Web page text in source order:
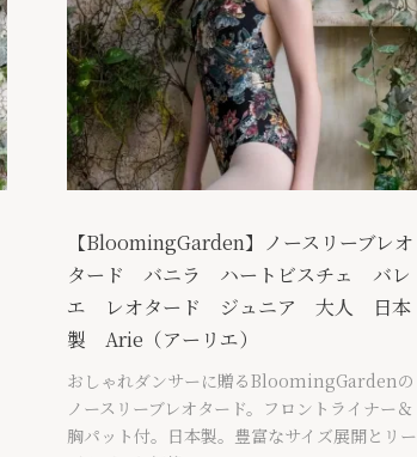
【BloomingGarden】ノースリーブレオ
タード バニラ ハートビスチェ バレ
エ レオタード ジュニア 大人 日本
製 Arie（アーリエ）
おしゃれダンサーに贈るBloomingGardenの
ノースリーブレオタード。フロントライナー＆
胸パット付。日本製。豊富なサイズ展開とリー